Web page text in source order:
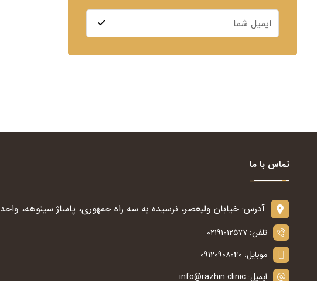
تماس با ما
آدرس: خیابان ولیعصر، نرسیده به سه راه جمهوری، پاساژ سینوهه، واحد T۳
تلفن: ۰۲۱۹۱۰۱۲۵۷۷
موبایل: ۰۹۱۲۰۹۰۸۰۴۰
ایمیل: info@razhin.clinic